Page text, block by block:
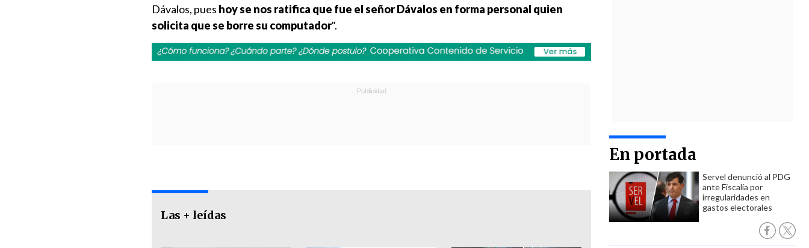
En portada
Servel denunció al PDG
ante Fiscalía por
irregularidades en
gastos electorales
Dávalos, pues hoy se nos ratifica que fue el señor Dávalos en forma personal quien
solicita que se borre su computador".
Las + leídas